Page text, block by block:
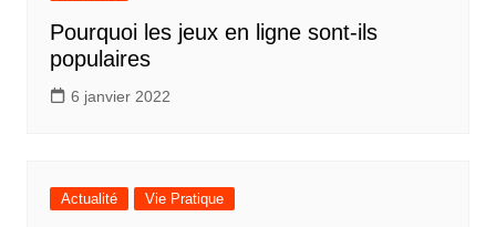
Pourquoi les jeux en ligne sont-ils
populaires
6 janvier 2022
Actualité Vie Pratique